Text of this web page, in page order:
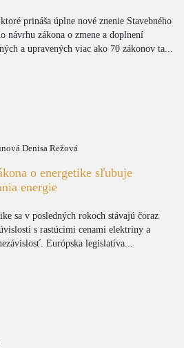
prináša úplne nové znenie Stavebného
návrhu zákona o zmene a doplnení
a upravených viac ako 70 zákonov ta...
Denisa Režová
o energetike sľubuje
energie
sa v posledných rokoch stávajú čoraz
s rastúcimi cenami elektriny a
Európska legislatíva...